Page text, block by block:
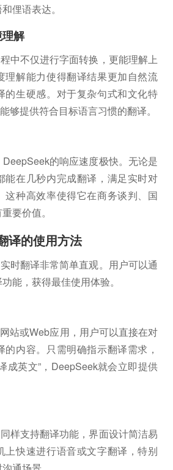
俚语表达。
解
中不仅进行字面转换，更能理解上
理解能力使得翻译结果更加自然流
的生硬感。对于复杂句式和文化特
够提供符合目标语言习惯的翻译。
的响应速度极快。无论是
能在几秒内完成翻译，满足实时对
这种高效率使得它在商务谈判、国
要价值。
译的使用方法
时翻译非常简单直观。用户可以通
能，获得最佳使用体验。
站或Web应用，用户可以直接在对
内容。只需明确指示翻译需求，
成英文”，DeepSeek就会立即提供
样支持翻译功能，界面设计简洁易
上快速进行语音或文字翻译，特别